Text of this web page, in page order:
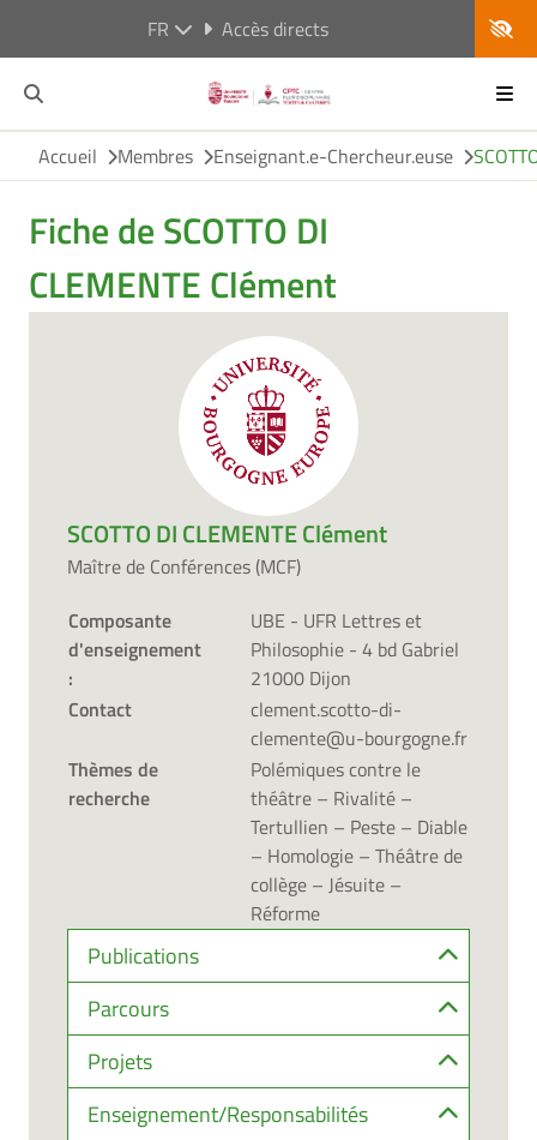
FR Accès directs
Accueil Membres Enseignant.e-Chercheur.euse
Fiche de SCOTTO DI
CLEMENTE Clément
SCOTTO DI CLEMENTE Clément
Maître de Conférences (MCF)
Composante
d'enseignement
:
UBE - UFR Lettres et
Philosophie - 4 bd Gabriel
21000 Dijon
Contact
clement.scotto-di-
clemente@u-bourgogne.fr
Thèmes de
recherche
Polémiques contre le
théâtre – Rivalité –
Tertullien – Peste – Diable
– Homologie – Théâtre de
collège – Jésuite –
Réforme
Publications
Parcours
Projets
Enseignement/Responsabilités